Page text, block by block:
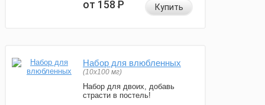
от 158Р Купить
Набор для влюбленных
(10х100 мг)
Набор для двоих, добавь
страсти в постель!